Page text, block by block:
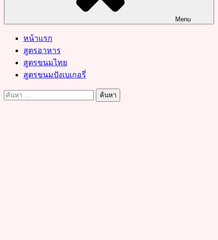
Menu
หน้าแรก
สูตรอาหาร
สูตรขนมไทย
สูตรขนมปังเบเกอรี่
ค้นหา